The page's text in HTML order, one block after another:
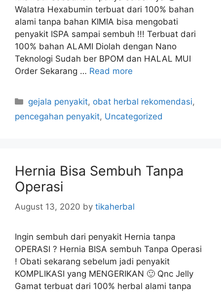
Walatra Hexabumin terbuat dari 100% bahan
alami tanpa bahan KIMIA bisa mengobati
penyakit ISPA sampai sembuh !!! Terbuat dari
100% bahan ALAMI Diolah dengan Nano
Teknologi Sudah ber BPOM dan HALAL MUI
Order Sekarang … Read more
C
a
r
i
s
gejala penyakit, obat herbal rekomendasi,
pencegahan penyakit, Uncategorized
Hernia Bisa Sembuh Tanpa
Operasi
August 13, 2020 by tikaherbal
Ingin sembuh dari penyakit Hernia tanpa
OPERASI ? Hernia BISA sembuh Tanpa Operasi
! Obati sekarang sebelum jadi penyakit
KOMPLIKASI yang MENGERIKAN 🙂 Qnc Jelly
Gamat terbuat dari 100% herbal alami tanpa